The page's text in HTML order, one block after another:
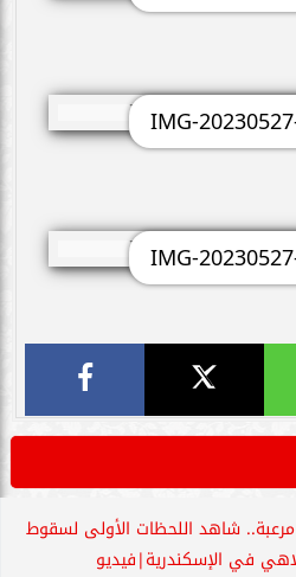
IMG-
IMG-
شاهد اللحظات الأولى لسقوط
في الإسكندرية|فيديو